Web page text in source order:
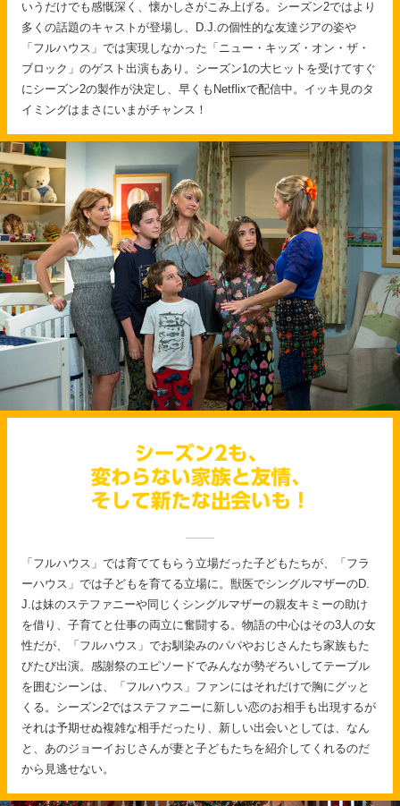
いうだけでも感慨深く、懐かしさがこみ上げる。シーズン2ではより
多くの話題のキャストが登場し、D.J.の個性的な友達ジアの姿や
「フルハウス」では実現しなかった「ニュー・キッズ・オン・ザ・
ブロック」のゲスト出演もあり。シーズン1の大ヒットを受けてすぐ
にシーズン2の製作が決定し、早くもNetflixで配信中。イッキ見のタ
イミングはまさにいまがチャンス！
「フルハウス」では育ててもらう立場だった子どもたちが、「フラ
ーハウス」では子どもを育てる立場に。獣医でシングルマザーのD.
J.は妹のステファニーや同じくシングルマザーの親友キミーの助け
を借り、子育てと仕事の両立に奮闘する。物語の中心はその3人の女
性だが、「フルハウス」でお馴染みのパパやおじさんたち家族もた
びたび出演。感謝祭のエピソードでみんなが勢ぞろいしてテーブル
を囲むシーンは、「フルハウス」ファンにはそれだけで胸にグッと
くる。シーズン2ではステファニーに新しい恋のお相手も出現するが
それは予期せぬ複雑な相手だったり、新しい出会いとしては、なん
と、あのジョーイおじさんが妻と子どもたちを紹介してくれるのだ
から見逃せない。